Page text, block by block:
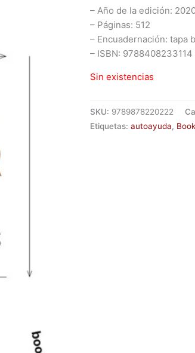
– Año de la edición:
– Páginas: 512
– Encuadernación: tapa
– ISBN: 9788408233114
Sin existencias
SKU: 9789878220222
Etiquetas: autoayuda,